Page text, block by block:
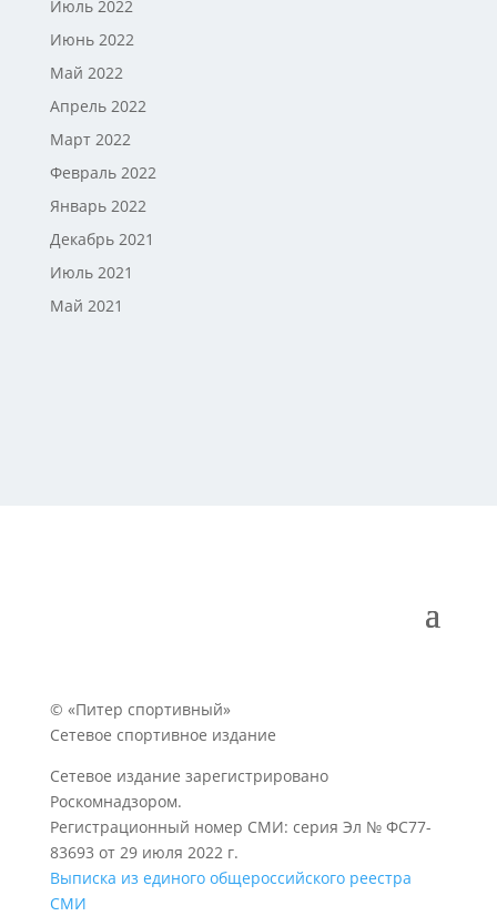
Июль 2022
Июнь 2022
Май 2022
Апрель 2022
Март 2022
Февраль 2022
Январь 2022
Декабрь 2021
Июль 2021
Май 2021
© «Питер спортивный»
Сетевое спортивное издание
Сетевое издание зарегистрировано
Роскомнадзором.
Регистрационный номер СМИ: серия Эл № ФС77-
83693 от 29 июля 2022 г.
Выписка из единого общероссийского реестра
СМИ